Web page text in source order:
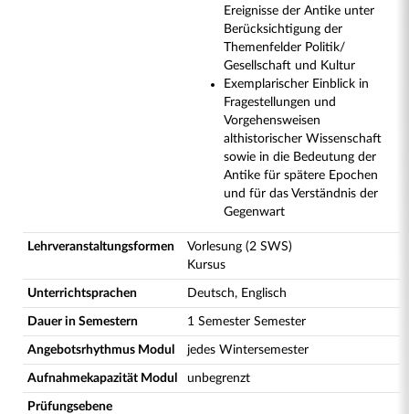
Ereignisse der Antike unter
Berücksichtigung der
Themenfelder Politik/
Gesellschaft und Kultur
Exemplarischer Einblick in
Fragestellungen und
Vorgehensweisen
althistorischer Wissenschaft
sowie in die Bedeutung der
Antike für spätere Epochen
und für das Verständnis der
Gegenwart
Lehrveranstaltungsformen
Vorlesung (2 SWS)
Kursus
Unterrichtsprachen Deutsch, Englisch
Dauer in Semestern 1 Semester Semester
Angebotsrhythmus Modul jedes Wintersemester
Aufnahmekapazität Modul unbegrenzt
Prüfungsebene